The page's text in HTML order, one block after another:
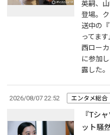
英嗣、
登場。
送中の
ってま
西ロー
に参加
露した。
2026/08/07 22:52 エンタメ総合
『Tシ
ット騒